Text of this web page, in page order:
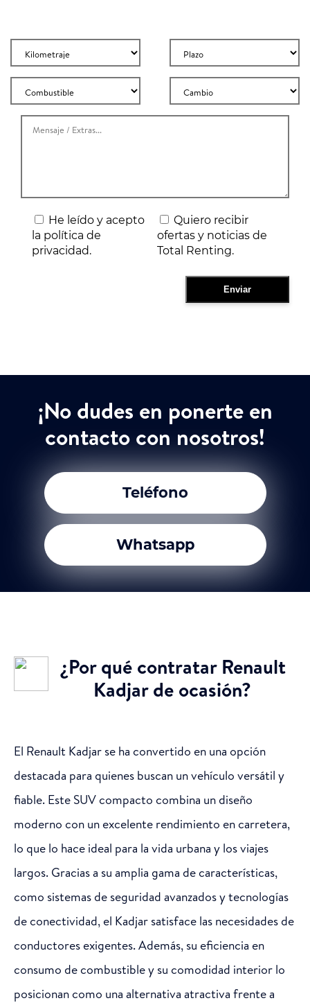
He leído y acepto
la política de
privacidad.
Quiero recibir
ofertas y noticias de
Total Renting.
¡No dudes en ponerte en
contacto con nosotros!
Teléfono
Whatsapp
¿Por qué contratar Renault
Kadjar de ocasión?
El Renault Kadjar se ha convertido en una opción
destacada para quienes buscan un vehículo versátil y
fiable. Este SUV compacto combina un diseño
moderno con un excelente rendimiento en carretera,
lo que lo hace ideal para la vida urbana y los viajes
largos. Gracias a su amplia gama de características,
como sistemas de seguridad avanzados y tecnologías
de conectividad, el Kadjar satisface las necesidades de
conductores exigentes. Además, su eficiencia en
consumo de combustible y su comodidad interior lo
posicionan como una alternativa atractiva frente a